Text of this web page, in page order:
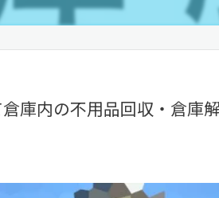
倉庫内の不用品回収・倉庫